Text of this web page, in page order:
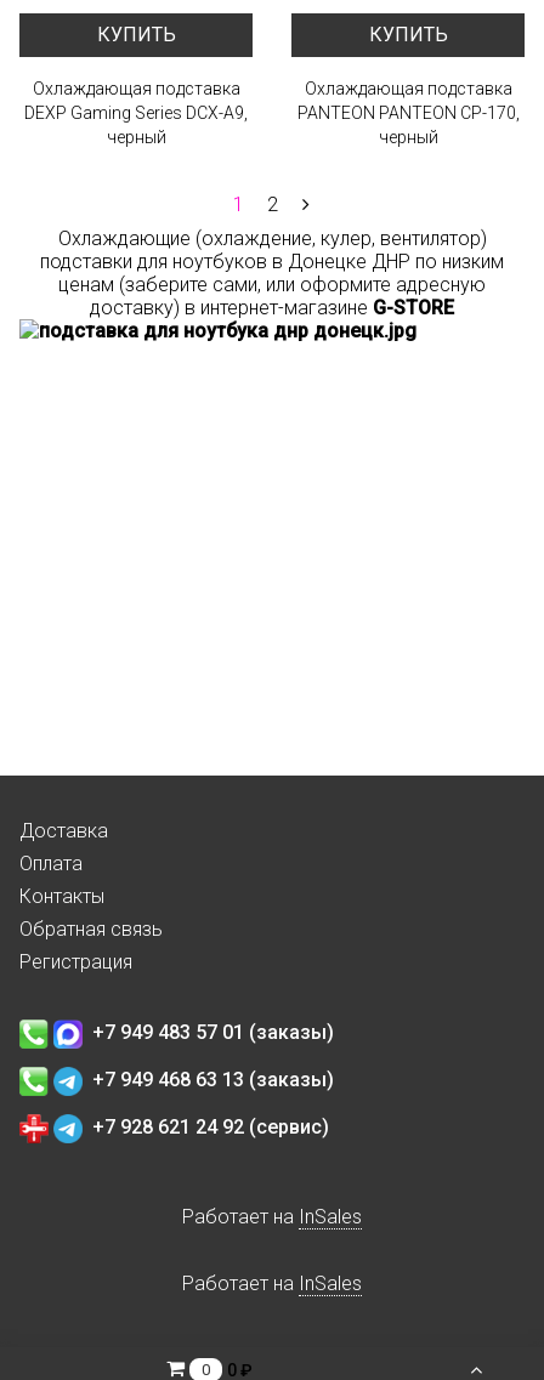
КУПИТЬ
Охлаждающая подставка
DEXP Gaming Series DCX-A9,
черный
КУПИТЬ
Охлаждающая подставка
PANTEON PANTEON CP-170,
черный
1
2
Охлаждающие (охлаждение, кулер, вентилятор)
подставки для ноутбуков в Донецке ДНР по низким
ценам (заберите сами, или оформите адресную
доставку) в интернет-магазине G-STORE
Доставка
Оплата
Контакты
Обратная связь
Регистрация
+7 949 483 57 01 (заказы)
+7 949 468 63 13 (заказы)
+7 928 621 24 92 (сервис)
Работает на InSales
Работает на InSales
0 0 ₽